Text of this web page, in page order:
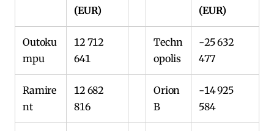
(EUR) (EUR)
Outoku
mpu
12 712
641
Techn
opolis
-25 632
477
Ramire
nt
12 682
816
Orion
B
-14 925
584